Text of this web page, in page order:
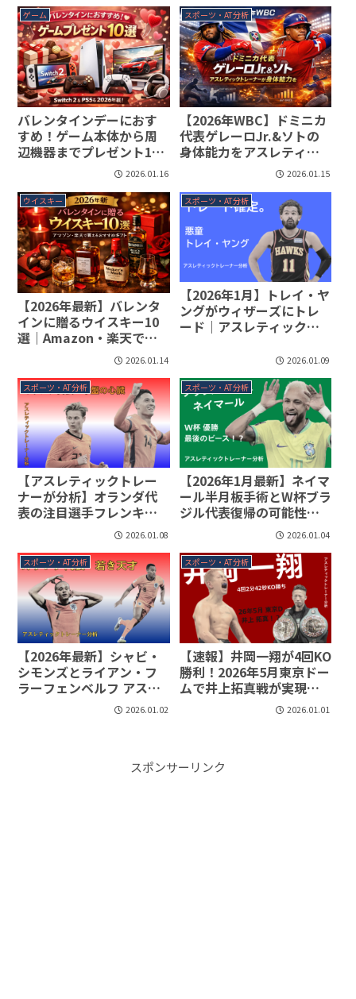
ゲーム
バレンタインデーにおす
すめ！ゲーム本体から周
辺機器までプレゼント10
選【2026年版】Switch
2・PS5から快適環境まで
2026.01.16
スポーツ・AT分析
【2026年WBC】ドミニカ
代表ゲレーロJr.&ソトの
身体能力をアスレティッ
クトレーナーが徹底分析
2026.01.15
ウイスキー
【2026年最新】バレンタ
インに贈るウイスキー10
選｜Amazon・楽天で買
えるお酒のプレゼント
【おすすめギフト】
2026.01.14
スポーツ・AT分析
【2026年1月】トレイ・ヤ
ングがウィザーズにトレ
ード｜アスレティックト
能力の凄さと限界 2026.01.09
スポーツ・AT分析
【アスレティックトレー
ナーが分析】オランダ代
表の注目選手フレンキ
ー・デ・ヨングとタイア
ニ・ラインデルスの身体
能力｜日本代表にとって
の驚異を徹底解説
【2026W杯最新】
2026.01.08
スポーツ・AT分析
【2026年1月最新】ネイマ
ール半月板手術とW杯ブラ
ジル代表復帰の可能性｜
アスレティックトレーナ
ーが徹底分析する33歳の
身体能力
2026.01.04
スポーツ・AT分析
【2026年最新】シャビ・
シモンズとライアン・フ
ラーフェンベルフ アスレ
ティックトレーナー視点
での身体的評価分析｜オ
2026.01.02
スポーツ・AT分析
【速報】井岡一翔が4回KO
勝利！2026年5月東京ドー
ムで井上拓真戦が実現か
｜アスレティックトレー
2026.01.01
スポンサーリンク